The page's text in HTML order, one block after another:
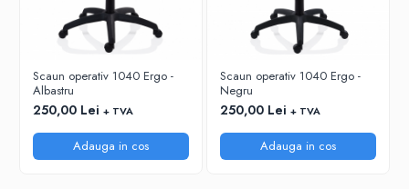
SISTEME INTERACTIVE
TEHNICA DE BIROU
Scaun operativ 1040 Ergo -
Albastru
250,00 Lei + TVA
Adauga in cos
Scaun operativ 1040 Ergo -
Negru
250,00 Lei + TVA
Adauga in cos